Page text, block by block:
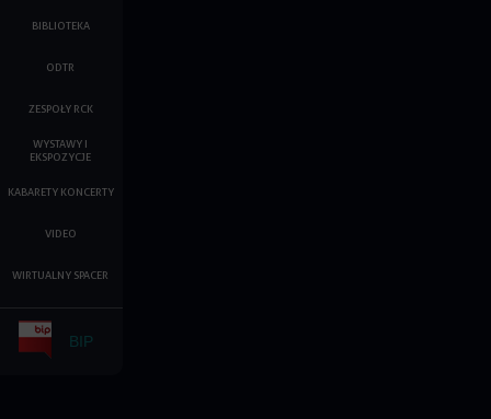
BIBLIOTEKA
ODTR
ZESPOŁY RCK
WYSTAWY I
EKSPOZYCJE
KABARETY KONCERTY
VIDEO
WIRTUALNY SPACER
BIP